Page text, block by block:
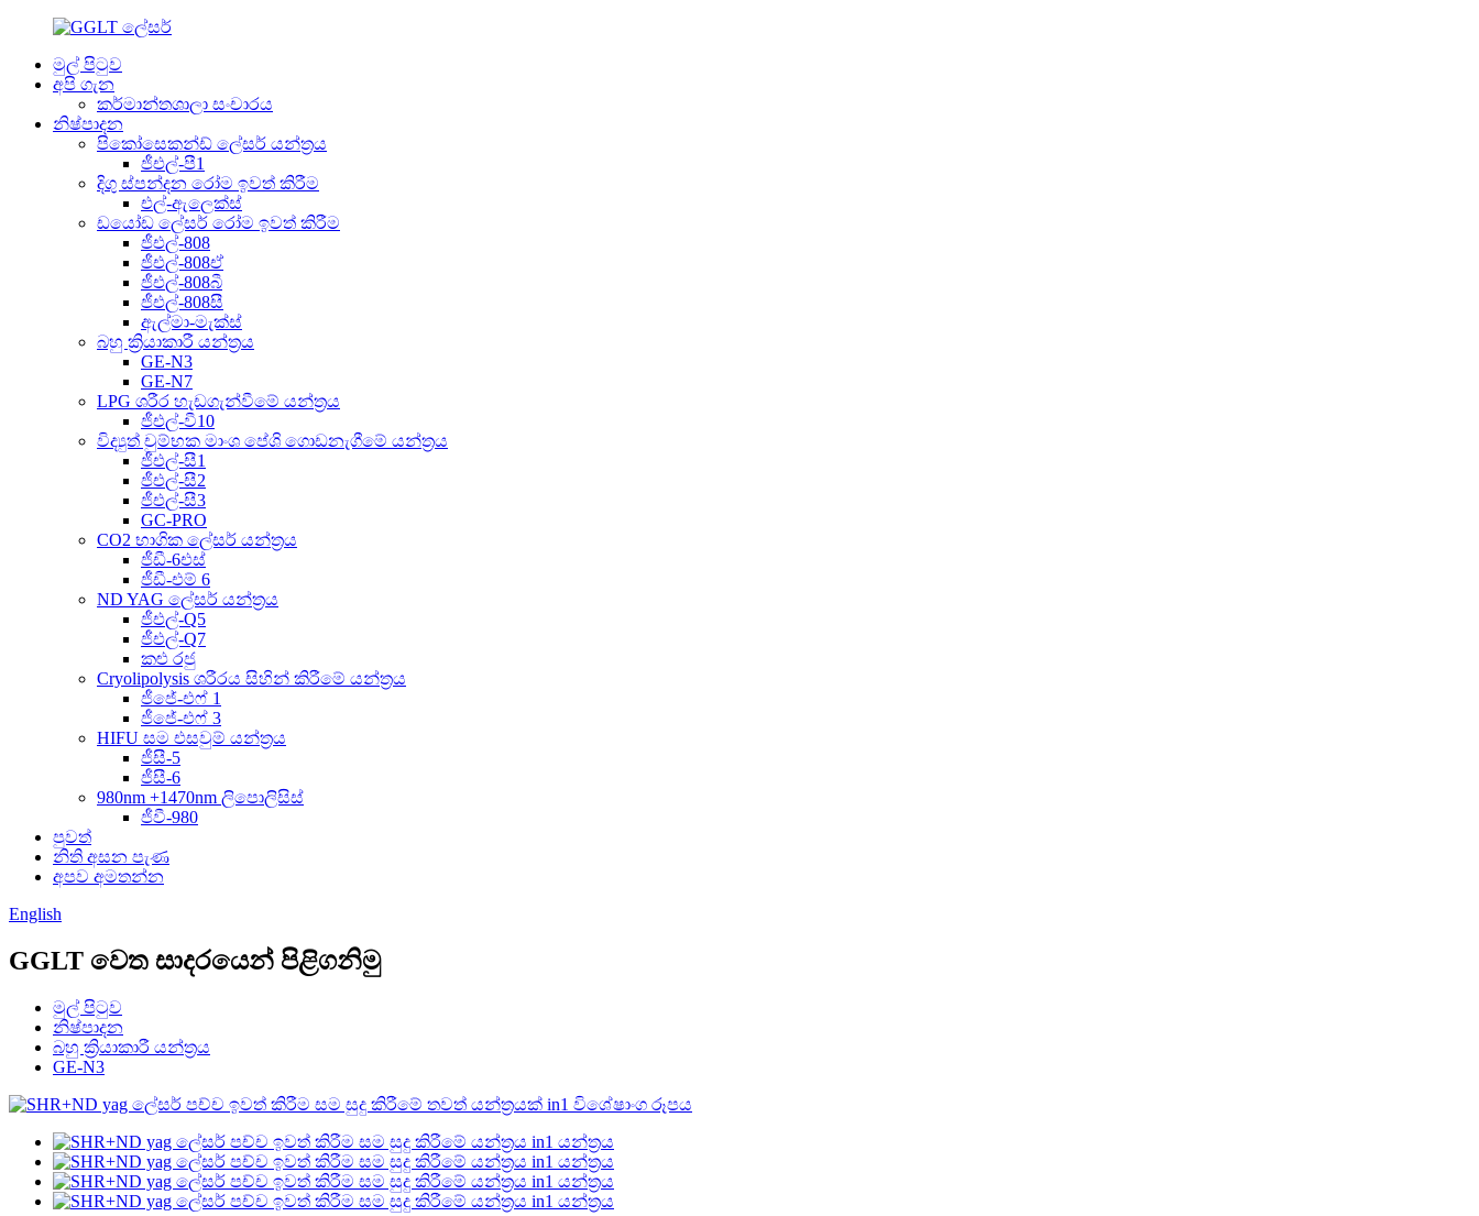
මුල් පිටුව
අපි ගැන
කර්මාන්තශාලා සංචාරය
නිෂ්පාදන
පිකෝසෙකන්ඩ් ලේසර් යන්ත්‍රය
ජීඑල්-පී1
දිගු ස්පන්දන රෝම ඉවත් කිරීම
එල්-ඇලෙක්ස්
ඩයෝඩ ලේසර් රෝම ඉවත් කිරීම
ජීඑල්-808
ජීඑල්-808ඒ
ජීඑල්-808බී
ජීඑල්-808සී
ඇල්මා-මැක්ස්
බහු ක්‍රියාකාරී යන්ත්‍රය
GE-N3
GE-N7
LPG ශරීර හැඩගැන්වීමේ යන්ත්‍රය
ජීඑල්-වී10
විද්‍යුත් චුම්භක මාංශ පේශි ගොඩනැගීමේ යන්ත්‍රය
ජීඑල්-සී1
ජීඑල්-සී2
ජීඑල්-සී3
GC-PRO
CO2 භාගික ලේසර් යන්ත්‍රය
ජීඩී-6එස්
ජීඩී-එම් 6
ND YAG ලේසර් යන්ත්‍රය
ජීඑල්-Q5
ජීඑල්-Q7
කළු රජු
Cryolipolysis ශරීරය සිහින් කිරීමේ යන්ත්‍රය
ජීජේ-එෆ් 1
ජීජේ-එෆ් 3
HIFU සම එසවුම් යන්ත්‍රය
ජීසී-5
ජීසී-6
980nm +1470nm ලිපොලිසිස්
ජීවී-980
පුවත්
නිති අසන පැණ
අපව අමතන්න
English
GGLT වෙත සාදරයෙන් පිළිගනිමු
මුල් පිටුව
නිෂ්පාදන
බහු ක්‍රියාකාරී යන්ත්‍රය
GE-N3